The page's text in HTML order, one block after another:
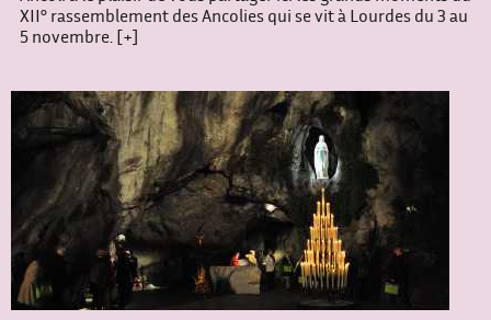
XII° rassemblement des Ancolies qui se vit à Lourdes du 3 au
5 novembre. [+]